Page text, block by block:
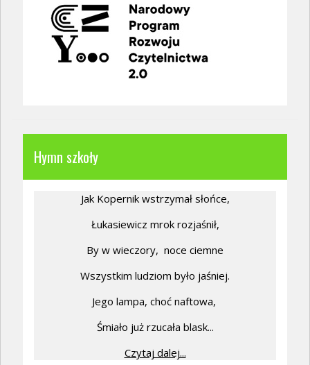
Hymn szkoły
Jak Kopernik wstrzymał słońce,
Łukasiewicz mrok rozjaśnił,
By w wieczory, noce ciemne
Wszystkim ludziom było jaśniej.
Jego lampa, choć naftowa,
Śmiało już rzucała blask...
Czytaj dalej...